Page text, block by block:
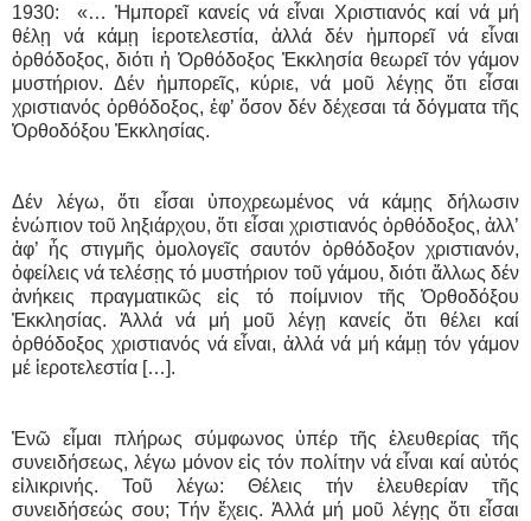
1930:
«… Ἠμπορεῖ κανείς νά εἶναι Χριστιανός καί νά μή
θέλῃ νά κάμῃ ἱεροτελεστία, ἀλλά δέν ἠμπορεῖ νά εἶναι
ὀρθόδοξος, διότι ἡ Ὀρθόδοξος Ἐκκλησία θεωρεῖ τόν γάμον
μυστήριον. Δέν ἠμπορεῖς, κύριε, νά μοῦ λέγῃς ὅτι εἶσαι
χριστιανός ὀρθόδοξος, ἐφ’ ὅσον δέν δέχεσαι τά δόγματα τῆς
Ὀρθοδόξου Ἐκκλησίας.
Δέν λέγω, ὅτι εἶσαι ὑποχρεωμένος νά κάμῃς δήλωσιν
ἐνώπιον τοῦ ληξιάρχου, ὅτι εἶσαι χριστιανός ὀρθόδοξος, ἀλλ’
ἀφ’ ἧς στιγμῆς ὁμολογεῖς σαυτόν ὀρθόδοξον χριστιανόν,
ὀφείλεις νά τελέσῃς τό μυστήριον τοῦ γάμου, διότι ἄλλως δέν
ἀνήκεις πραγματικῶς εἰς τό ποίμνιον τῆς Ὀρθοδόξου
Ἐκκλησίας. Ἀλλά νά μή μοῦ λέγῃ κανείς ὅτι θέλει καί
ὀρθόδοξος χριστιανός νά εἶναι, ἀλλά νά μή κάμῃ τόν γάμον
μέ ἱεροτελεστία […].
Ἐνῶ εἶμαι πλήρως σύμφωνος ὑπέρ τῆς ἐλευθερίας τῆς
συνειδήσεως, λέγω μόνον εἰς τόν πολίτην νά εἶναι καί αὐτός
εἰλικρινής. Τοῦ λέγω: Θέλεις τήν ἐλευθερίαν τῆς
συνειδήσεώς σου; Τήν ἔχεις. Ἀλλά μή μοῦ λέγῃς ὅτι εἶσαι